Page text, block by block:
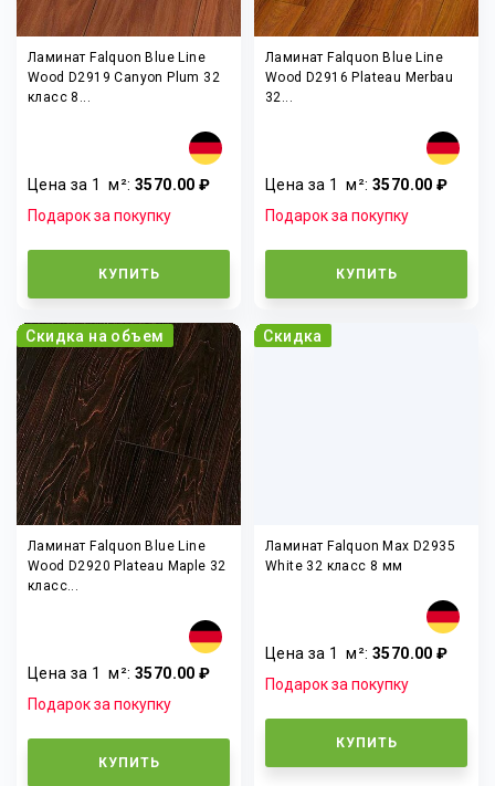
Ламинат Falquon Blue Line
Wood D2919 Canyon Plum 32
класс 8...
Цена за 1м²:3570.00 ₽
Подарок за покупку
КУПИТЬ
Ламинат Falquon Blue Line
Wood D2916 Plateau Merbau
32...
Цена за 1м²:3570.00 ₽
Подарок за покупку
КУПИТЬ
Скидка на объем
Ламинат Falquon Blue Line
Wood D2920 Plateau Maple 32
класс...
Цена за 1м²:3570.00 ₽
Подарок за покупку
КУПИТЬ
Скидка
Ламинат Falquon Max D2935
White 32 класс 8 мм
Цена за 1м²:3570.00 ₽
Подарок за покупку
КУПИТЬ